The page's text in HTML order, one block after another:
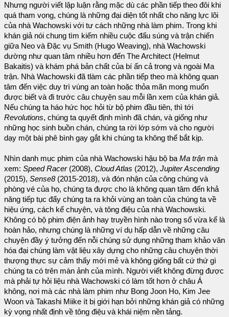
Nhưng người viết lập luận rằng mặc dù các phần tiếp theo đôi khi
quá tham vọng, chúng là những đại diện tốt nhất cho năng lực lõi
của nhà Wachowski với tư cách những nhà làm phim. Trong khi
khán giả nói chung tìm kiếm nhiều cuộc đấu súng và trận chiến
giữa Neo và Đặc vụ Smith (Hugo Weaving), nhà Wachowski
dường như quan tâm nhiều hơn đến The Architect (Helmut
Bakaitis) và khám phá bản chất của bí ẩn cả trong và ngoài Ma
trận. Nhà Wachowski đã tlàm các phần tiếp theo mà không quan
tâm đến việc duy trì vùng an toàn hoặc thỏa mãn mong muốn
được biết và đi trước câu chuyện sau mỗi lần xem của khán giả.
Nếu chúng ta háo hức học hỏi từ bộ phim đầu tiên, thì tới
Revolutions, chúng ta quyết định mình đã chán, và giống như
những học sinh buồn chán, chúng ta rời lớp sớm và cho người
dạy một bài phê bình gay gắt khi chúng ta không thể bắt kịp.
Nhìn danh mục phim của nhà Wachowski hậu bộ ba Ma trận mà
xem: Speed Racer(2008), Cloud Atlas (2012), Jupiter Ascending
(2015), Sense8 (2015-2018), và đón nhận của công chúng và
phòng vé của họ, chúng ta được cho là không quan tâm đến khả
năng tiếp tục đẩy chúng ta ra khỏi vùng an toàn của chúng ta về
hiệu ứng, cách kể chuyện, và tông điệu của nhà Wachowski.
Không có bộ phim điện ảnh hay truyền hình nào trong số vừa kể là
hoàn hảo, nhưng chúng là những ví dụ hấp dẫn về những câu
chuyện đầy ý tưởng đến nỗi chúng sử dụng những tham khảo văn
hóa đại chúng làm vật liệu xây dựng cho những câu chuyện thời
thượng thực sự cảm thấy mới mẻ và không giống bất cứ thứ gì
chúng ta có trên màn ảnh của mình. Người viết không đừng được
mà phải tự hỏi liệu nhà Wachowski có làm tốt hơn ở châu Á
không, nơi mà các nhà làm phim như Bong Joon Ho, Kim Jee
Woon và Takashi Miike ít bị giới hạn bởi những khán giả có những
kỳ vọng nhất định về tông điệu và khái niệm nền tảng.